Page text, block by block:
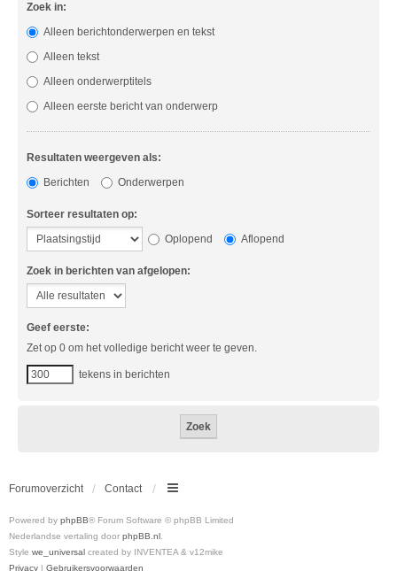
Zoek in:
Alleen berichtonderwerpen en tekst
Alleen tekst
Alleen onderwerptitels
Alleen eerste bericht van onderwerp
Resultaten weergeven als:
Berichten
Onderwerpen
Sorteer resultaten op:
Oplopend
Aflopend
Zoek in berichten van afgelopen:
Geef eerste:
Zet op 0 om het volledige bericht weer te geven.
tekens in berichten
Forumoverzicht Contact
Powered by phpBB® Forum Software © phpBB Limited
Nederlandse vertaling door phpBB.nl .
Style we_universal created by INVENTEA & v12mike
Privacy
Gebruikersvoorwaarden